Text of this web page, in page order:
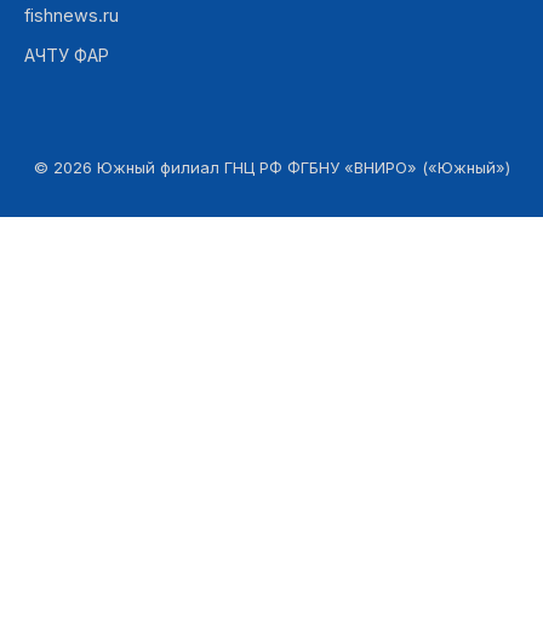
fishnews.ru
АЧТУ ФАР
© 2026 Южный филиал ГНЦ РФ ФГБНУ «ВНИРО» («Южный»)